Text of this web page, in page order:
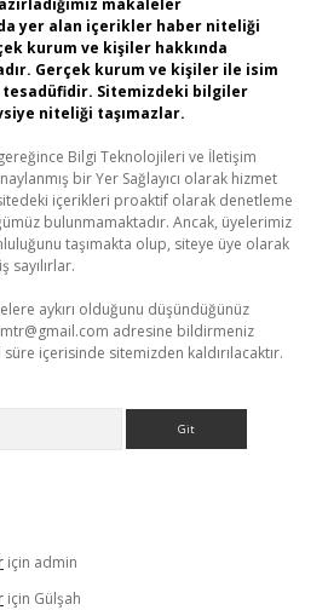
makaleler
yer alan içerikler haber niteliği
kurum ve kişiler hakkında
Gerçek kurum ve kişiler ile isim
Sitemizdeki bilgiler
niteliği taşımazlar.
gereğince Bilgi Teknolojileri ve İletişim
bir Yer Sağlayıcı olarak hizmet
içerikleri proaktif olarak denetleme
bulunmamaktadır. Ancak, üyelerimiz
taşımakta olup, siteye üye olarak
sayılırlar.
aykırı olduğunu düşündüğünüz
adresine bildirmeniz
içerisinde sitemizden kaldırılacaktır.
için admin
için Gülşah